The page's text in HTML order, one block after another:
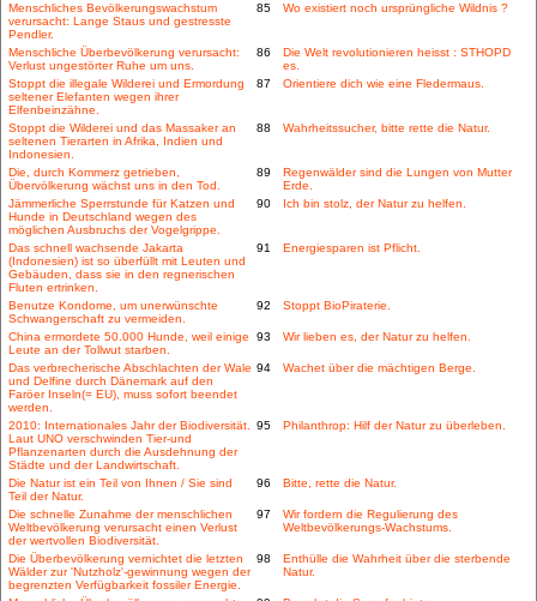
Menschliches Bevölkerungswachstum
verursacht: Lange Staus und gestresste
Pendler.
85 Wo existiert noch ursprüngliche Wildnis ?
Menschliche Überbevölkerung verursacht:
Verlust ungestörter Ruhe um uns.
86
Die Welt revolutionieren heisst : STHOPD
es.
Stoppt die illegale Wilderei und Ermordung
seltener Elefanten wegen ihrer
Elfenbeinzähne.
87 Orientiere dich wie eine Fledermaus.
Stoppt die Wilderei und das Massaker an
seltenen Tierarten in Afrika, Indien und
Indonesien.
88 Wahrheitssucher, bitte rette die Natur.
Die, durch Kommerz getrieben,
Übervölkerung wächst uns in den Tod.
89
Regenwälder sind die Lungen von Mutter
Erde.
Jämmerliche Sperrstunde für Katzen und
Hunde in Deutschland wegen des
möglichen Ausbruchs der Vogelgrippe.
90 Ich bin stolz, der Natur zu helfen.
Das schnell wachsende Jakarta
(Indonesien) ist so überfüllt mit Leuten und
Gebäuden, dass sie in den regnerischen
Fluten ertrinken.
91 Energiesparen ist Pflicht.
Benutze Kondome, um unerwünschte
Schwangerschaft zu vermeiden.
92 Stoppt BioPiraterie.
China ermordete 50.000 Hunde, weil einige
Leute an der Tollwut starben.
93 Wir lieben es, der Natur zu helfen.
Das verbrecherische Abschlachten der Wale
und Delfine durch Dänemark auf den
Faröer Inseln(= EU), muss sofort beendet
werden.
94 Wachet über die mächtigen Berge.
2010: Internationales Jahr der Biodiversität.
Laut UNO verschwinden Tier-und
Pflanzenarten durch die Ausdehnung der
Städte und der Landwirtschaft.
95 Philanthrop: Hilf der Natur zu überleben.
Die Natur ist ein Teil von Ihnen / Sie sind
Teil der Natur.
96 Bitte, rette die Natur.
Die schnelle Zunahme der menschlichen
Weltbevölkerung verursacht einen Verlust
der wertvollen Biodiversität.
97
Wir fordern die Regulierung des
Weltbevölkerungs-Wachstums.
Die Überbevölkerung vernichtet die letzten
Wälder zur 'Nutzholz'-gewinnung wegen der
begrenzten Verfügbarkeit fossiler Energie.
98
Enthülle die Wahrheit über die sterbende
Natur.